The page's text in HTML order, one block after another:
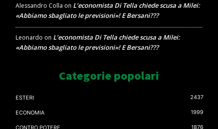
Alessandro Colla on L’economista Di Tella chiede scusa a Milei:
«Abbiamo sbagliato le previsioni»! E Bersani???
Leonardo on L’economista Di Tella chiede scusa a Milei:
«Abbiamo sbagliato le previsioni»! E Bersani???
Categorie popolari
ESTERI 2437
ECONOMIA 1999
CONTRO POTERE 1876